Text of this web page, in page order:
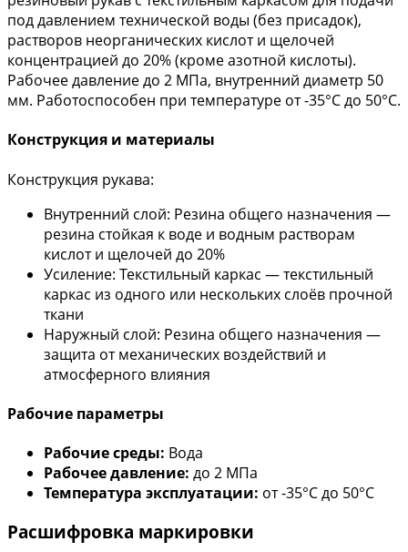
под давлением технической воды (без присадок),
растворов неорганических кислот и щелочей
концентрацией до 20% (кроме азотной кислоты).
Рабочее давление до 2 МПа, внутренний диаметр 50
мм. Работоспособен при температуре от -35°С до 50°С.
Конструкция и материалы
Конструкция рукава:
Внутренний слой: Резина общего назначения —
резина стойкая к воде и водным растворам
кислот и щелочей до 20%
Усиление: Текстильный каркас — текстильный
каркас из одного или нескольких слоёв прочной
ткани
Наружный слой: Резина общего назначения —
защита от механических воздействий и
атмосферного влияния
Рабочие параметры
Рабочие среды: Вода
Рабочее давление: до 2 МПа
Температура эксплуатации: от -35°С до 50°С
Расшифровка маркировки